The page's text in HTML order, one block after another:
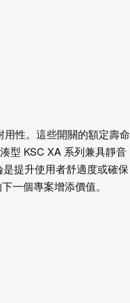
性。這些開關的額定壽命
型 KSC XA 系列兼具靜音
提升使用者舒適度或確保
一個專案增添價值。